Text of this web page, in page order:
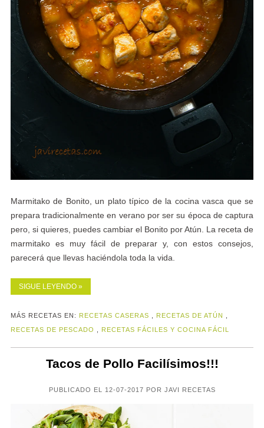
Marmitako de Bonito, un plato típico de la cocina vasca que se
prepara tradicionalmente en verano por ser su época de captura
pero, si quieres, puedes cambiar el Bonito por Atún. La receta de
marmitako es muy fácil de preparar y, con estos consejos,
parecerá que llevas haciéndola toda la vida.
SIGUE LEYENDO »
MÁS RECETAS EN: RECETAS CASERAS RECETAS DE ATÚN
RECETAS DE PESCADO
RECETAS FÁCILES Y COCINA FÁCIL
Tacos de Pollo Facilísimos!!!
PUBLICADO EL 12-07-2017 POR JAVI RECETAS